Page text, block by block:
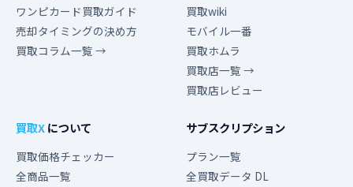
ワンピカード買取ガイド
売却タイミングの決め方
買取コラム一覧 →
買取wiki
モバイル一番
買取ホムラ
買取店一覧 →
買取店レビュー
買取Xについて
買取価格チェッカー
全商品一覧
サブスクリプション
プラン一覧
全買取データ DL